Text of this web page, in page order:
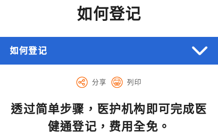
如何登记
如何登记
分享 列印
透过简单步骤，医护机构即可完成医
健通登记，费用全免。